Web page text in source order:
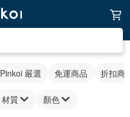
Pinkoi 嚴選 免運商品 折扣商
材質 顏色